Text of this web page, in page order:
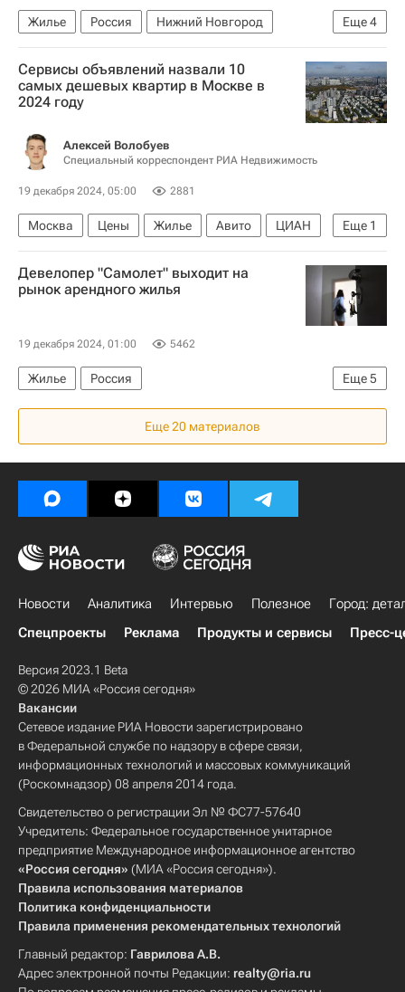
Можайский район
Москва
ЖКХ
Ремонт
Мультимедиа – РИА Недвижимость
Полезное – РИА Недвижимость
Город: детали – РИА Недвижимость
Еще4
Жилье Россия
Нижний Новгород
Казань
ЦИАН Новый год Аренда
Сервисы объявлений назвали 10
самых дешевых квартир в Москве в
2024 году
Алексей Волобуев
Специальный корреспондент РИА Недвижимость
19 декабря 2024, 05:00 2881
Еще 1
Москва Цены Жилье Авито
ЦИАН
Мультимедиа – РИА Недвижимость
Девелопер "Самолет" выходит на
рынок арендного жилья
19 декабря 2024, 01:00 5462
Еще5
Жилье
Россия
Московская область (Подмосковье)
Москва
Аренда
Девелоперы
Еще 20 материалов
Новости Аналитика Интервью Полезное
Город:
Спецпроекты
Реклама Продукты и сервисы Пресс-
Версия 2023.1 Beta
© 2026 МИА «Россия сегодня»
Вакансии
Сетевое издание РИА Новости зарегистрировано
в Федеральной службе по надзору в сфере связи,
информационных технологий и массовых коммуникаций
(Роскомнадзор) 08 апреля 2014 года.
Свидетельство о регистрации Эл № ФС77-57640
Учредитель: Федеральное государственное унитарное
предприятие Международное информационное агентство
«Россия сегодня» (МИА «Россия сегодня»).
Правила использования материалов
Политика конфиденциальности
Правила применения рекомендательных технологий
Главный редактор: Гаврилова А.В.
Адрес электронной почты Редакции: realty@ria.ru